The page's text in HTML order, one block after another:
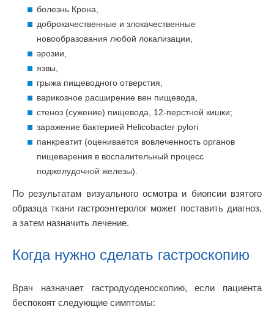
болезнь Крона,
доброкачественные и злокачественные
новообразования любой локализации,
эрозии,
язвы,
грыжа пищеводного отверстия,
варикозное расширение вен пищевода,
стеноз (сужение) пищевода, 12-перстной кишки;
заражение бактерией Helicobacter pylori
панкреатит (оценивается вовлеченность органов
пищеварения в воспалительный процесс
поджелудочной железы).
По результатам визуального осмотра и биопсии взятого
образца ткани гастроэнтеролог может поставить диагноз,
а затем назначить лечение.
Когда нужно сделать гастроскопию
Врач назначает гастродуоденоскопию, если пациента
беспокоят следующие симптомы: